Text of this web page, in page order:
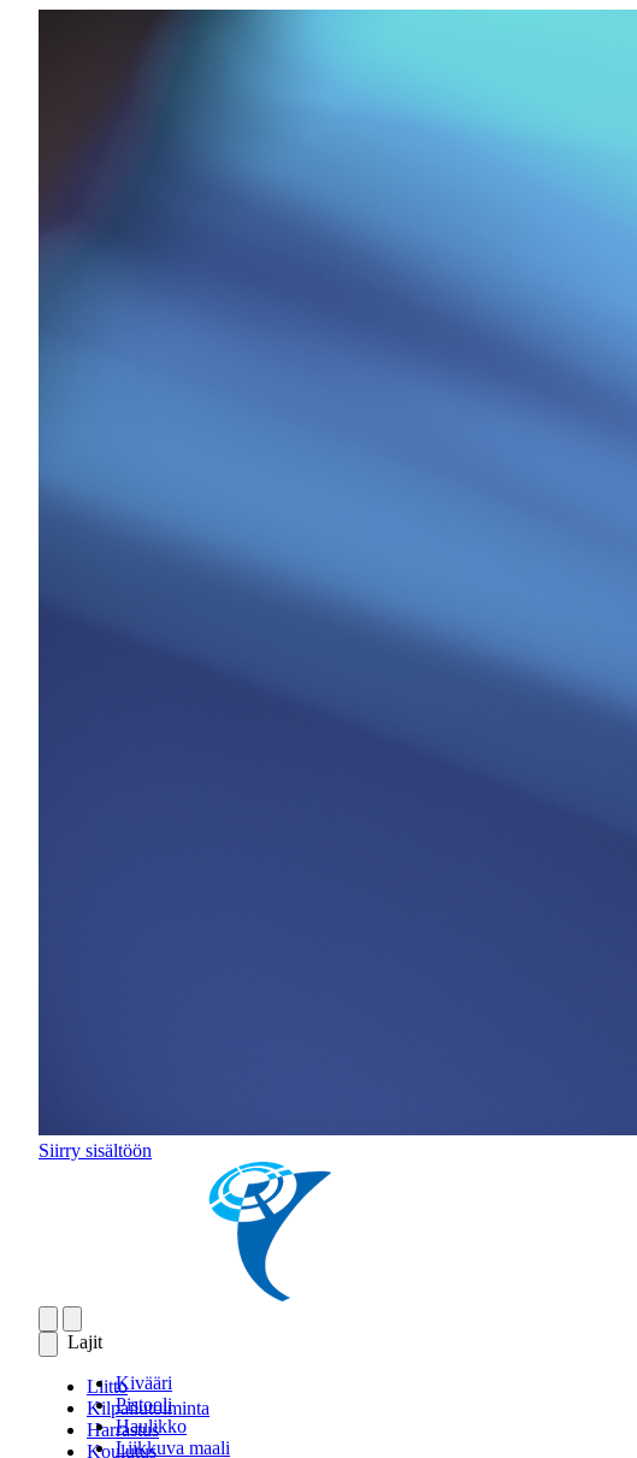
Siirry sisältöön
Lajit
Kivääri
Pistooli
Haulikko
Liikkuva maali
Liitto
Kilpailutoiminta
Harrastus
Koulutus